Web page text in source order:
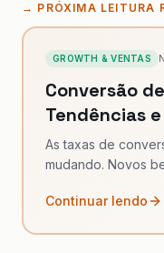
→ PRÓXIMA LEITURA
GROWTH & VENTAS
Conversão
Tendências
As taxas de
mudando. Novos
Continuar lendo